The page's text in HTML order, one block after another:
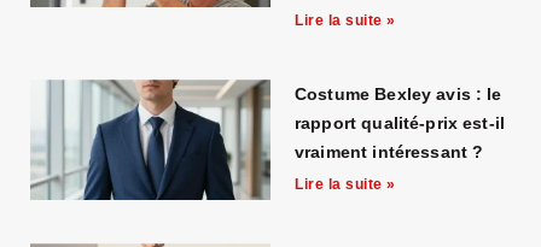
Lire la suite »
Costume Bexley avis : le
rapport qualité-prix est-il
vraiment intéressant ?
Lire la suite »